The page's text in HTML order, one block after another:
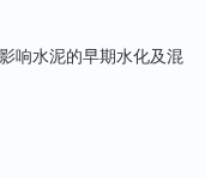
响水泥的早期水化及混